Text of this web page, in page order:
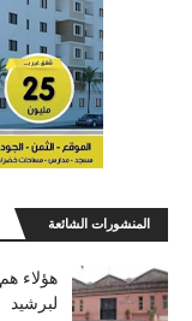
المنشورات الشائعة
هؤلاء
لبرشيد